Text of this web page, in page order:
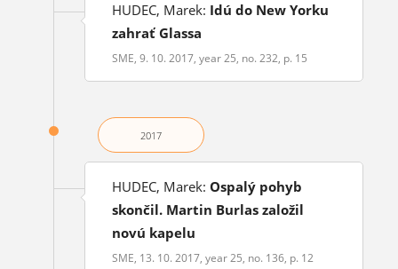
HUDEC, Marek: Idú do New Yorku
zahrať Glassa
SME, 9. 10. 2017, year 25, no. 232, p. 15
2017
HUDEC, Marek: Ospalý pohyb
skončil. Martin Burlas založil
novú kapelu
SME, 13. 10. 2017, year 25, no. 136, p. 12